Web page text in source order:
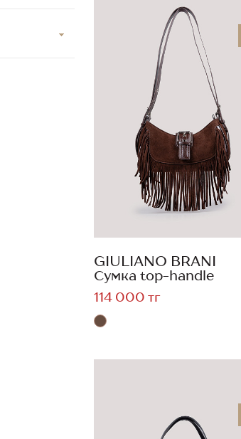
GIULIANO BRANI
Сумка top-handle
114 000 тг